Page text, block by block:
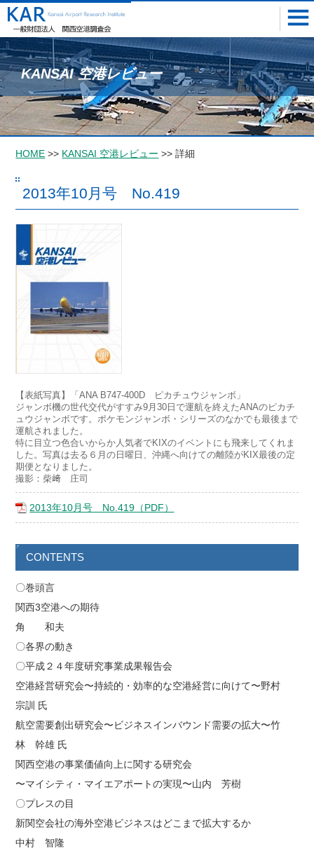
KANSAI 空港レビュー
HOME >> KANSAI 空港レビュー >> 詳細
2013年10月号 No.419
【表紙写真】「ANA B747-400D ピカチュウジャンボ」
ジャンボ機の世代交代がすすみ9月30日で運航を終えたANAのピカチ
ュウジャンボです。ポケモンジャンボ・シリーズのなかでも最後まで
運航されました。
特に目立つ色合いからか人気者でKIXのイベントにも飛来してくれま
した。写真は去る６月の日曜日、沖縄へ向けての離陸がKIX最後の定
期便となりました。
撮影：柴﨑 庄司
2013年10月号 No.419（PDF）
CONTENTS
〇巻頭言
関西3空港への期待
角 和夫
〇各界の動き
〇平成２４年度研究事業成果報告会
空港経営研究会〜持続的・効率的な空港経営に向けて〜野村
宗訓 氏
航空需要創出研究会〜ビジネスインバウンド需要の拡大〜竹
林 幹雄 氏
関西空港の事業価値向上に関する研究会
〜マイシティ・マイエアポートの実現〜山内 芳樹
〇プレスの目
新関空会社の海外空港ビジネスはどこまで拡大するか
中村 智隆